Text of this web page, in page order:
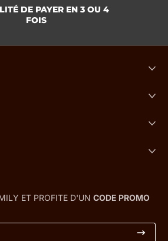
DE PAYER EN 3 OU 4
FOIS
ET PROFITE D'UN CODE PROMO